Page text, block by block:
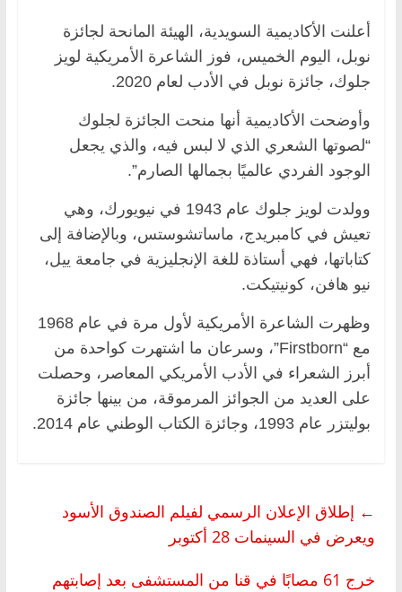
أعلنت الأكاديمية السويدية، الهيئة المانحة لجائزة
نوبل، اليوم الخميس، فوز الشاعرة الأمريكية لويز
جلوك، جائزة نوبل في الأدب لعام 2020.
وأوضحت الأكاديمية أنها منحت الجائزة لجلوك
“لصوتها الشعري الذي لا لبس فيه، والذي يجعل
الوجود الفردي عالميًا بجمالها الصارم”.
وولدت لويز جلوك عام 1943 في نيويورك، وهي
تعيش في كامبريدج، ماساتشوستس، وبالإضافة إلى
كتاباتها، فهي أستاذة للغة الإنجليزية في جامعة ييل،
نيو هافن، كونيتيكت.
وظهرت الشاعرة الأمريكية لأول مرة في عام 1968
مع “Firstborn”، وسرعان ما اشتهرت كواحدة من
أبرز الشعراء في الأدب الأمريكي المعاصر، وحصلت
على العديد من الجوائز المرموقة، من بينها جائزة
بوليتزر عام 1993، وجائزة الكتاب الوطني عام 2014.
← إطلاق الإعلان الرسمي لفيلم الصندوق الأسود
ويعرض في السينمات 28 أكتوبر
خرج 61 مصابًا في قنا من المستشفى بعد إصابتهم